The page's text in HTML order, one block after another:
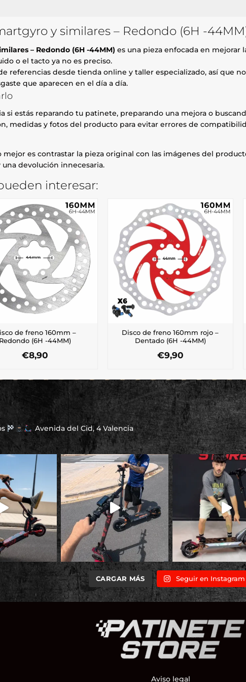
y similares – Redondo (6H -
– Redondo (6H -44MM) es una pieza enfocada en mejorar
o el tacto ya no es preciso.
referencias desde tienda online y taller especializado, así que
que aparecen en el día a día.
si estás reparando tu patinete, preparando una mejora o
medidas y fotos del producto para evitar errores de
mejor es contrastar la pieza original con las imágenes del
devolución innecesaria.
interesar:
de freno 160mm –
Redondo (6H -44MM)
€8,90
Disco de freno 160mm rojo –
Dentado (6H -44MM)
€9,90
Avenida del Cid, 4 Valencia
CARGAR MÁS Seguir en Instagram
Aviso legal